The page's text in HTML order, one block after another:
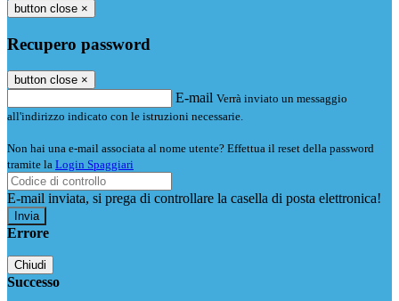
button close ×
Recupero password
button close ×
E-mail Verrà inviato un messaggio
all'indirizzo indicato con le istruzioni necessarie.
Non hai una e-mail associata al nome utente? Effettua il reset della password
tramite la Login Spaggiari
E-mail inviata, si prega di controllare la casella di posta elettronica!
Errore
Chiudi
Successo